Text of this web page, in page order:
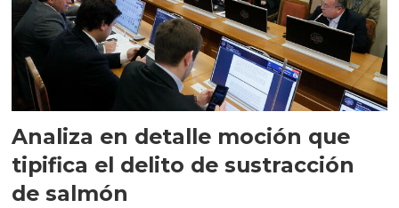
Analiza en detalle moción que
tipifica el delito de sustracción
de salmón